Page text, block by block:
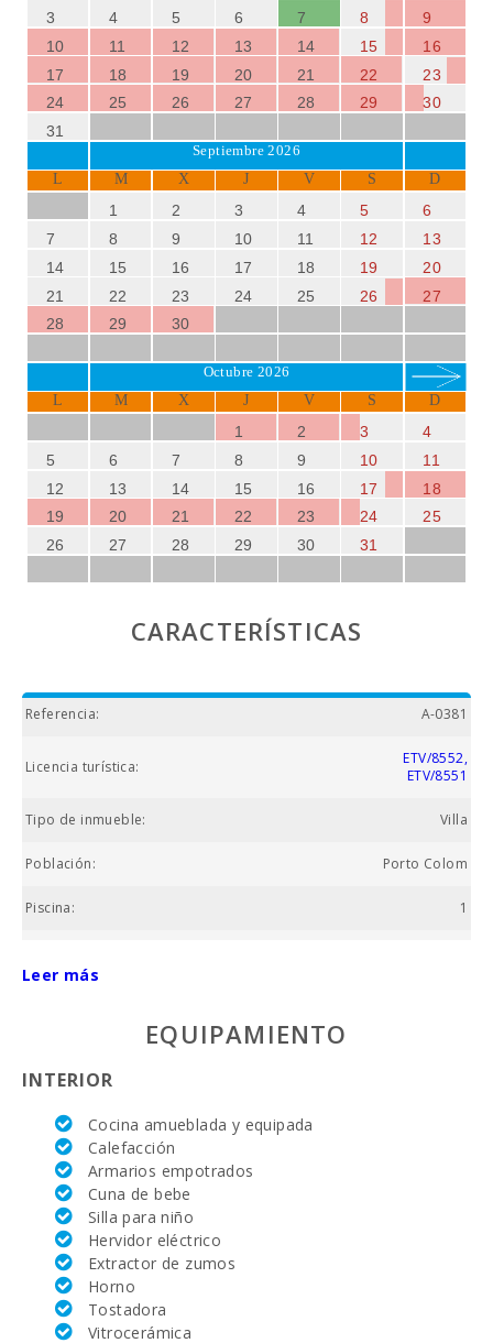
3
4 5 6 7 8
9
10
11 12 13 14 15
16
17
18 19 20 21 22
23
24
25 26 27 28 29
30
31
Septiembre 2026
L M X J V S D
1 2 3 4 5
6
7
8 9 10 11 12
13
14
15 16 17 18 19
20
21
22 23 24 25 26
27
28
29 30
Octubre 2026
L M X J V S D
1 2 3
4
5
6 7 8 9 10
11
12
13 14 15 16 17
18
19
20 21 22 23 24
25
26
27 28 29 30 31
CARACTERÍSTICAS
Referencia: A-0381
Licencia turística:
ETV/8552,
ETV/8551
Tipo de inmueble: Villa
Población: Porto Colom
Piscina: 1
Nº de dormitorios:
Superficie casa (m2):
Campo de golf La Reserva Rotana (km):
Campo de Golf Santa Ponsa (km):
Alcanada Golf (km ):
Vall d´Or Golf (km):
Leer más
EQUIPAMIENTO
INTERIOR
Cocina amueblada y equipada
Calefacción
Armarios empotrados
Cuna de bebe
Silla para niño
Hervidor eléctrico
Extractor de zumos
Horno
Tostadora
Vitrocerámica